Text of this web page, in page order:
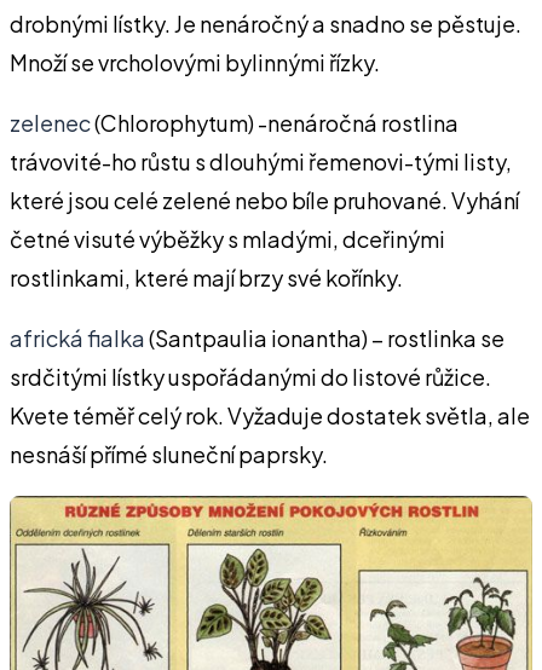
drobnými lístky. Je nenáročný a snadno se pěstuje.
Množí se vrcholovými bylinnými řízky.
zelenec(Chlorophytum) -nenáročná rostlina
trávovité-ho růstu s dlouhými řemenovi-tými listy,
které jsou celé zelené nebo bíle pruhované. Vyhání
četné visuté výběžky s mladými, dceřinými
rostlinkami, které mají brzy své kořínky.
africká fialka(Santpaulia ionantha) – rostlinka se
srdčitými lístky uspořádanými do listové růžice.
Kvete téměř celý rok. Vyžaduje dostatek světla, ale
nesnáší přímé sluneční paprsky.